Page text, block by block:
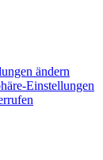
ändern
Einstellungen